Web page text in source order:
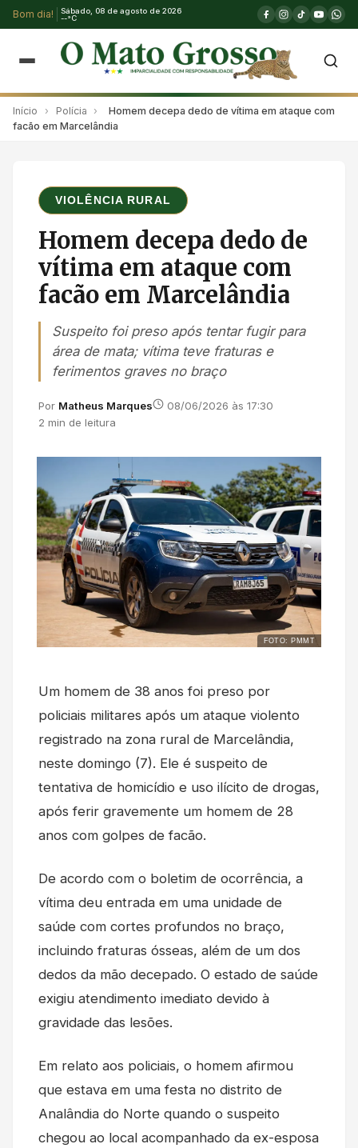
Bom dia!
Sábado, 08 de agosto de 2026
--°C
Início › Polícia ›
Homem decepa dedo de vítima em ataque com
facão em Marcelândia
VIOLÊNCIA RURAL
Homem decepa dedo de
vítima em ataque com
facão em Marcelândia
Suspeito foi preso após tentar fugir para
área de mata; vítima teve fraturas e
ferimentos graves no braço
Por Matheus Marques
08/06/2026 às 17:30
2 min de leitura
FOTO: PMMT
Um homem de 38 anos foi preso por
policiais militares após um ataque violento
registrado na zona rural de Marcelândia,
neste domingo (7). Ele é suspeito de
tentativa de homicídio e uso ilícito de drogas,
após ferir gravemente um homem de 28
anos com golpes de facão.
De acordo com o boletim de ocorrência, a
vítima deu entrada em uma unidade de
saúde com cortes profundos no braço,
incluindo fraturas ósseas, além de um dos
dedos da mão decepado. O estado de saúde
exigiu atendimento imediato devido à
gravidade das lesões.
Em relato aos policiais, o homem afirmou
que estava em uma festa no distrito de
Analândia do Norte quando o suspeito
chegou ao local acompanhado da ex-esposa